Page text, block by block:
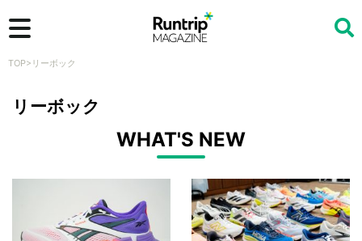
TOP> リーボック
リーボック
WHAT'S NEW